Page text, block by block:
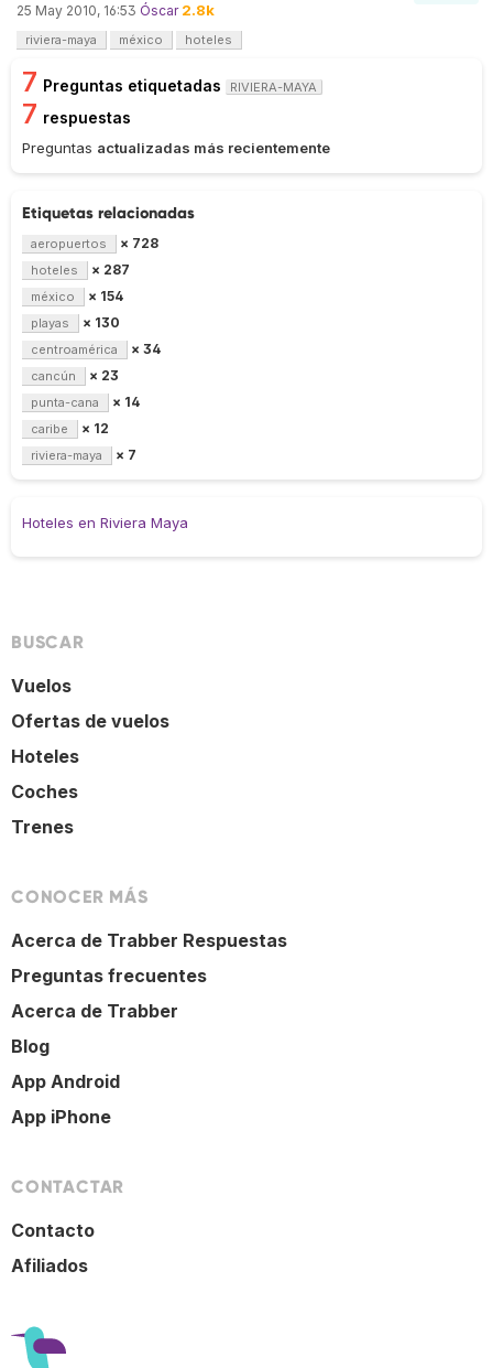
25 May 2010, 16:53 Óscar 2.8k
riviera-maya méxico hoteles
7 Preguntas etiquetadas RIVIERA-MAYA
7 respuestas
Preguntas actualizadas más recientemente
Etiquetas relacionadas
aeropuertos × 728
hoteles × 287
méxico × 154
playas × 130
centroamérica × 34
cancún × 23
punta-cana × 14
caribe × 12
riviera-maya × 7
Hoteles en Riviera Maya
BUSCAR
Vuelos
Ofertas de vuelos
Hoteles
Coches
Trenes
CONOCER MÁS
Acerca de Trabber Respuestas
Preguntas frecuentes
Acerca de Trabber
Blog
App Android
App iPhone
CONTACTAR
Contacto
Afiliados